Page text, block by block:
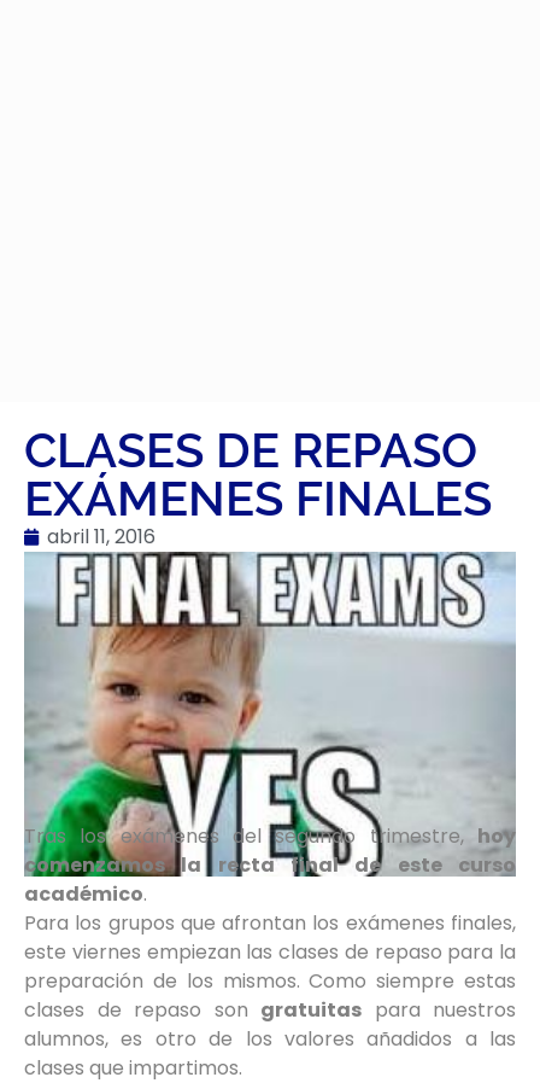
CLASES DE REPASO
EXÁMENES FINALES
abril 11, 2016
Tras los exámenes del segundo trimestre, hoy
comenzamos la recta final de este curso
académico.
Para los grupos que afrontan los exámenes finales,
este viernes empiezan las clases de repaso para la
preparación de los mismos. Como siempre estas
clases de repaso son gratuitas para nuestros
alumnos, es otro de los valores añadidos a las
clases que impartimos.